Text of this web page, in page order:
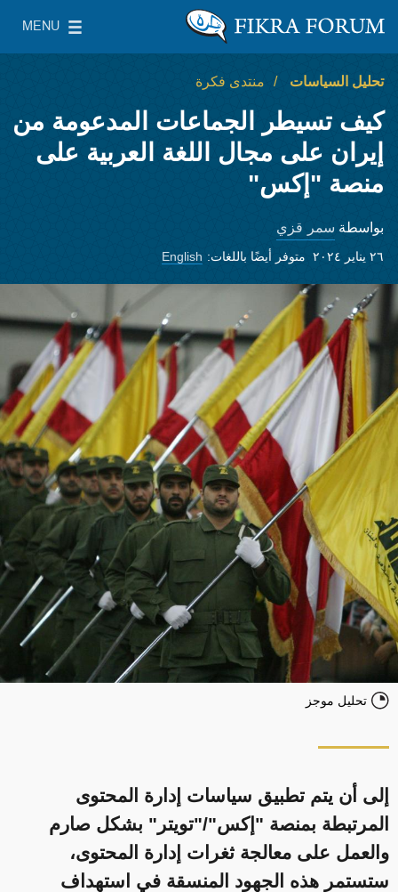
معهد واشنطن لسياسات الشرق الأدنى
MENU
Main Menu
تحليل السياسات منتدى فكرة
كيف تسيطر الجماعات المدعومة من
إيران على مجال اللغة العربية على
منصة "إكس"
بواسطة سمر قزي
٢٦ يناير ٢٠٢٤ متوفر أيضًا باللغات: English
تحليل موجز
إلى أن يتم تطبيق سياسات إدارة المحتوى
المرتبطة بمنصة "إكس"/"تويتر" بشكل صارم
والعمل على معالجة ثغرات إدارة المحتوى،
ستستمر هذه الجهود المنسقة في استهداف